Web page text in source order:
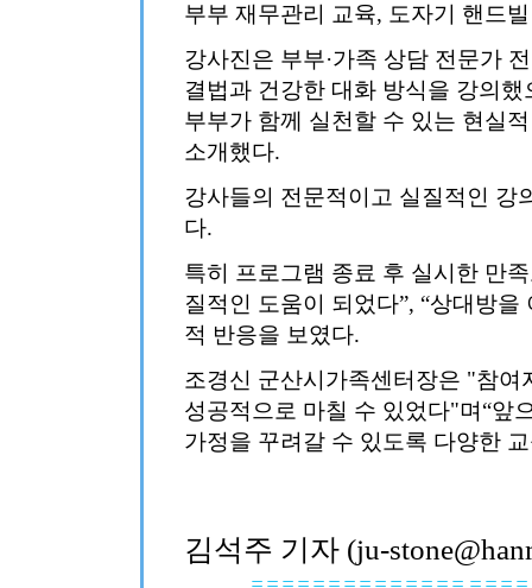
부부 재무관리 교육, 도자기 핸드
강사진은 부부·가족 상담 전문가
결법과 건강한 대화 방식을 강의
부부가 함께 실천할 수 있는 현실
소개했다.
강사들의 전문적이고 실질적인 강
다.
특히 프로그램 종료 후 실시한 만
질적인 도움이 되었다”, “상대방
적 반응을 보였다.
조경신 군산시가족센터장은 "참
성공적으로 마칠 수 있었다"며“앞
가정을 꾸려갈 수 있도록 다양한
김석주 기자 (ju-